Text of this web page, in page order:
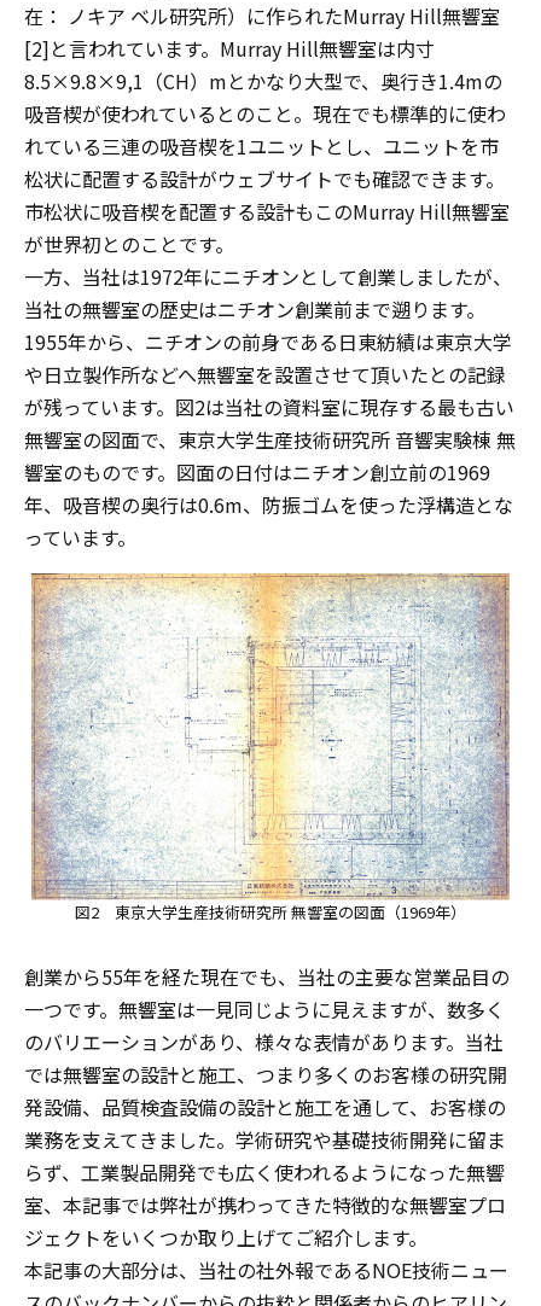
在： ノキア ベル研究所）に作られたMurray Hill無響室
[2]と言われています。Murray Hill無響室は内寸
8.5×9.8×9,1（CH）mとかなり大型で、奥行き1.4mの
吸音楔が使われているとのこと。現在でも標準的に使わ
れている三連の吸音楔を1ユニットとし、ユニットを市
松状に配置する設計がウェブサイトでも確認できます。
市松状に吸音楔を配置する設計もこのMurray Hill無響室
が世界初とのことです。
一方、当社は1972年にニチオンとして創業しましたが、
当社の無響室の歴史はニチオン創業前まで遡ります。
1955年から、ニチオンの前身である日東紡績は東京大学
や日立製作所などへ無響室を設置させて頂いたとの記録
が残っています。図2は当社の資料室に現存する最も古い
無響室の図面で、東京大学生産技術研究所 音響実験棟 無
響室のものです。図面の日付はニチオン創立前の1969
年、吸音楔の奥行は0.6m、防振ゴムを使った浮構造とな
っています。
図2 東京大学生産技術研究所 無響室の図面（1969年）
創業から55年を経た現在でも、当社の主要な営業品目の
一つです。無響室は一見同じように見えますが、数多く
のバリエーションがあり、様々な表情があります。当社
では無響室の設計と施工、つまり多くのお客様の研究開
発設備、品質検査設備の設計と施工を通して、お客様の
業務を支えてきました。学術研究や基礎技術開発に留ま
らず、工業製品開発でも広く使われるようになった無響
室、本記事では弊社が携わってきた特徴的な無響室プロ
ジェクトをいくつか取り上げてご紹介します。
本記事の大部分は、当社の社外報であるNOE技術ニュー